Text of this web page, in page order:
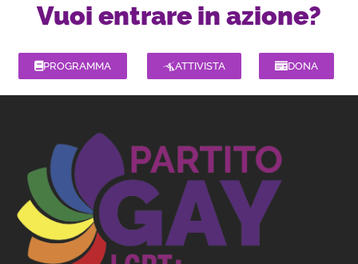
Vuoi entrare in azione?
PROGRAMMA ATTIVISTA DONA